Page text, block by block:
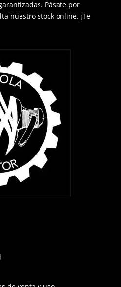
Pásate por
nuestro stock online. ¡Te